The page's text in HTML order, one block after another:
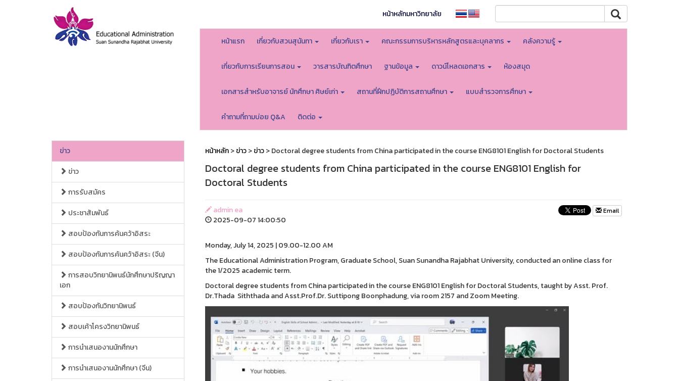
หน้าหลักมหาวิทยาลัย
หน้าแรก เกี่ยวกับสวนสุนันทา เกี่ยวกับเรา คณะกรรมการบริหารหลักสูตรและบุคลากร คลังความรู้
เกี่ยวกับการเรียนการสอน วารสารบัณฑิตศึกษา ฐานข้อมูล ดาวน์โหลดเอกสาร ห้องสมุด
เอกสารสำหรับอาจารย์ นักศึกษา ศิษย์เก่า สถานที่ฝึกปฏิบัติการสถานศึกษา แบบสำรวจการศึกษา
คำถามที่ถามบ่อย Q&A ติดต่อ
ข่าว
ข่าว
การรับสมัคร
ประชาสัมพันธ์
สอบป้องกันการค้นคว้าอิสระ
สอบป้องกันการค้นคว้าอิสระ (จีน)
การสอบวิทยานิพนธ์นักศึกษาปริญญา
เอก
สอบป้องกันวิทยานิพนธ์
สอบเค้าโครงวิทยานิพนธ์
การนำเสนองานนักศึกษา
การนำเสนองานนักศึกษา (จีน)
หน้าหลัก>ข่าว>ข่าว> Doctoral degree students from China participated in the course ENG8101 English for Doctoral Students
Doctoral degree students from China participated in the course ENG8101 English for
Doctoral Students
admin ea
2025-09-07 14:00:50
Email
Monday, July 14, 2025 | 09.00-12.00 AM
The Educational Administration Program, Graduate School, Suan Sunandha Rajabhat University, conducted an online class for
the 1/2025 academic term.
Doctoral degree students from China participated in the course ENG8101 English for Doctoral Students, taught by Asst. Prof.
Dr.Thada Siththada and Asst.Prof.Dr. Suttipong Boonphadung, via room 2157 and Zoom Meeting.